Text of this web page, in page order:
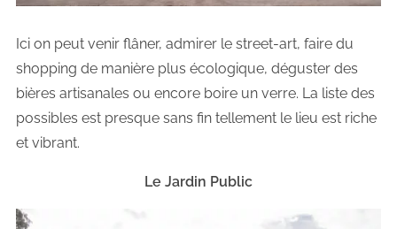
Ici on peut venir flâner, admirer le street-art, faire du
shopping de manière plus écologique, déguster des
bières artisanales ou encore boire un verre. La liste des
possibles est presque sans fin tellement le lieu est riche
et vibrant.
Le Jardin Public